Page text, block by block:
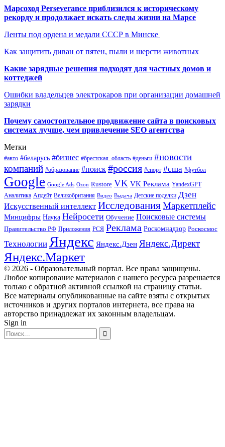
Марсоход Perseverance приблизился к историческому
рекорду и продолжает искать следы жизни на Марсе
Ленты под ордена и медали СССР в Минске
Как защитить диван от пятен, пыли и шерсти животных
Какие зарядные решения подходят для частных домов и
коттеджей
Ошибки владельцев электрокаров при организации домашней
зарядки
Почему самостоятельное продвижение сайта в поисковых
системах лучше, чем привлечение SEO агентства
Метки
#авто #беларусь #бизнес #брестская_область #деньги #новости
компаний #образование #поиск #россия #спорт #сша #футбол
Google Google Ads Ozon Rustore VK VK Реклама YandexGPT
Аналитика Апдейт Великобритания Видео Выдача Детские поделки Дзен
Искусственный интеллект ИсследованияМаркетплейс
Минцифры Наука Нейросети Обучение Поисковые системы
Правительство РФ Приложения РСЯ Реклама Роскомнадзор Роскосмос
Технологии Яндекс Яндекс.Дзен Яндекс.Директ
Яндекс.Маркет
© 2026 - Образовательный портал. Все права защищены.
Любое копирование материалов с нашего ресурса разрешается
только с обратной активной ссылкой на страницу статьи.
Все материалы опубликованные на сайте взяты с открытых
источников и других порталов интернета, все права на
авторство принадлежат их законным владельцам.
Sign in